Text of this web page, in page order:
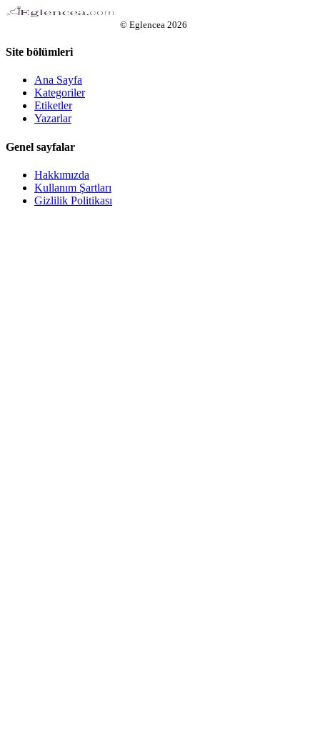
© Eglencea 2026
Site bölümleri
Ana Sayfa
Kategoriler
Etiketler
Yazarlar
Genel sayfalar
Hakkımızda
Kullanım Şartları
Gizlilik Politikası